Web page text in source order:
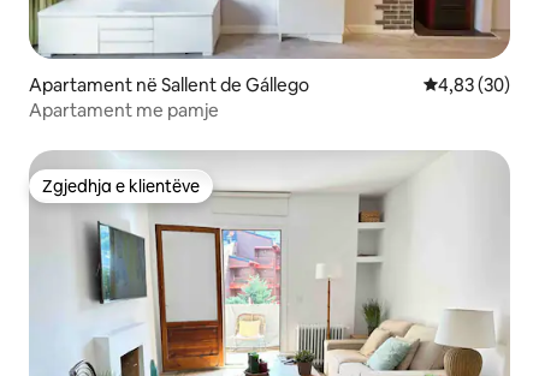
Apartament në Sallent de Gállego Vlerësimi
4,83 (30)
Apartament me pamje
Zgjedhja e klientëve
Zgjedhja e klientëve